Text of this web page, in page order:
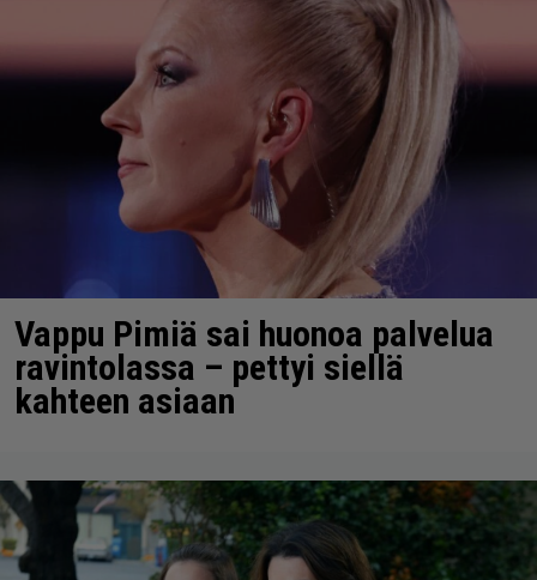
Vappu Pimiä sai huonoa palvelua
ravintolassa – pettyi siellä
kahteen asiaan